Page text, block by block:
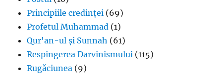
Principiile credinței (69)
Profetul Muhammad (1)
Qur'an-ul și Sunnah (61)
Respingerea Darvinismului (115)
Rugăciunea (9)